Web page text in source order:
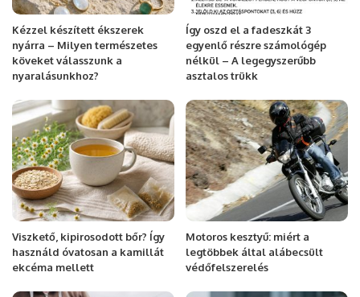
Kézzel készített ékszerek
nyárra – Milyen természetes
köveket válasszunk a
nyaralásunkhoz?
Így oszd el a fadeszkát 3
egyenlő részre számológép
nélkül – A legegyszerűbb
asztalos trükk
Viszkető, kipirosodott bőr? Így
használd óvatosan a kamillát
ekcéma mellett
Motoros kesztyű: miért a
legtöbbek által alábecsült
védőfelszerelés